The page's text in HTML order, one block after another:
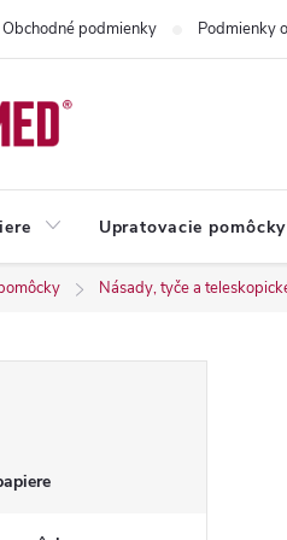
Obchodné podmienky Podmienky
Upratovacie pomôcky
Násady, tyče a